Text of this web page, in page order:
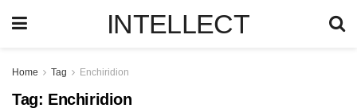
INTELLECT
Home Tag Enchiridion
Tag: Enchiridion